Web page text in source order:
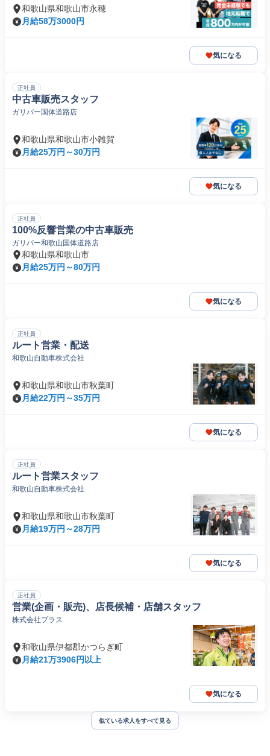
和歌山県和歌山市永穂
月給58万3000円
気になる
正社員
中古車販売スタッフ
ガリバー国体道路店
和歌山県和歌山市小雑賀
月給25万円～30万円
気になる
正社員
100%反響営業の中古車販売
ガリバー和歌山国体道路店
和歌山県和歌山市
月給25万円～80万円
気になる
正社員
ルート営業・配送
和歌山自動車株式会社
和歌山県和歌山市秋葉町
月給22万円～35万円
気になる
正社員
ルート営業スタッフ
和歌山自動車株式会社
和歌山県和歌山市秋葉町
月給19万円～28万円
気になる
正社員
営業(企画・販売)、店長候補・店舗スタッフ
株式会社プラス
和歌山県伊都郡かつらぎ町
月給21万3906円以上
気になる
似ている求人をすべて見る